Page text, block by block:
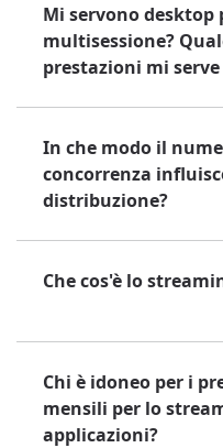
Mi servono desktop
multisessione?
prestazioni mi
In che modo il
concorrenza
distribuzione?
Che cos'è lo
Chi è idoneo per i
mensili per lo
applicazioni?